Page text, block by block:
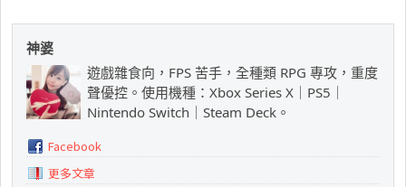
神婆
遊戲雜食向，FPS 苦手，全種類 RPG 專攻，重度
聲優控。使用機種：Xbox Series X｜PS5｜
Nintendo Switch｜Steam Deck。
Facebook
更多文章